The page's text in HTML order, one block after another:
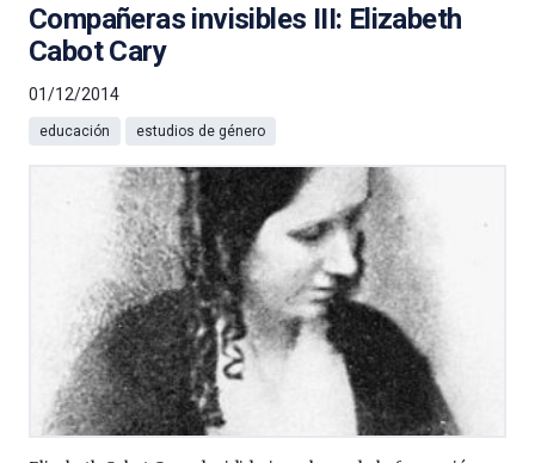
Compañeras invisibles III: Elizabeth
Cabot Cary
01/12/2014
educación estudios de género